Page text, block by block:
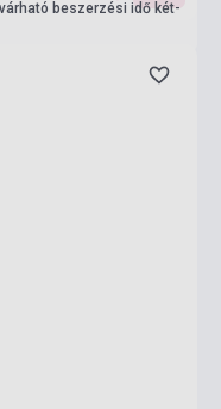
beszerzési idő két-